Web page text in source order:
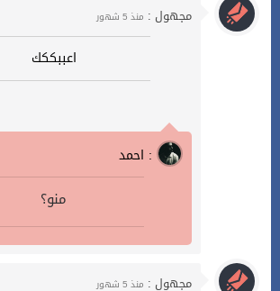
مجهول : منذ 5 شهور
اعببككك
احمد :
منو؟
مجهول : منذ 5 شهور